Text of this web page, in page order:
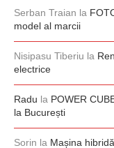
Serban Traian la
model al marcii
Nisipasu Tiberiu la
electrice
Radu la POWER
la București
Sorin la Mașina